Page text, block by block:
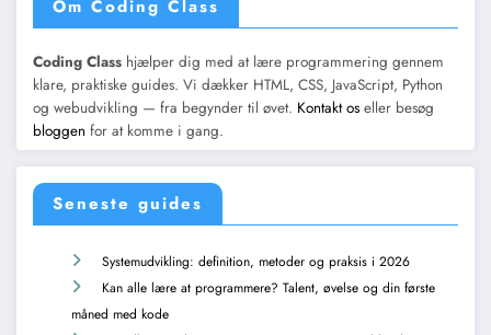
Om Coding Class
Coding Class hjælper dig med at lære programmering gennem
klare, praktiske guides. Vi dækker HTML, CSS, JavaScript, Python
og webudvikling — fra begynder til øvet. Kontakt os eller besøg
bloggen for at komme i gang.
Seneste guides
Systemudvikling: definition, metoder og praksis i 2026
Kan alle lære at programmere? Talent, øvelse og din første
måned med kode